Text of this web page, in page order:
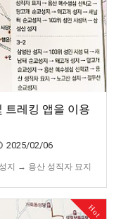
트레킹 앱을 이용
2025/02/06
지 → 용산 성직자 묘지
지→용산 예수성심 신Hot